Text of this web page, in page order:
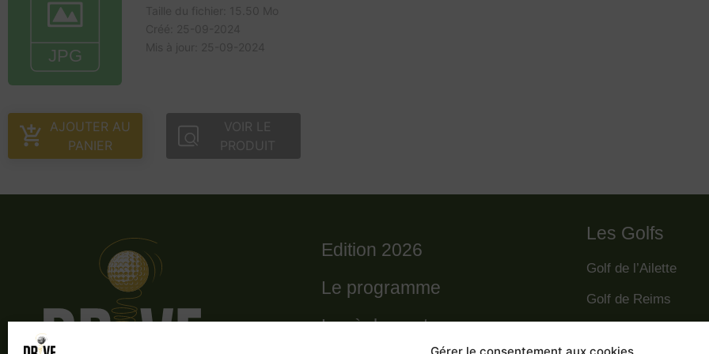
AJOUTER AU
PANIER
VOIR LE
PRODUIT
Edition 2026
Le programme
Le règlement
Les Golfs
Golf de l’Ailette
Golf de Reims